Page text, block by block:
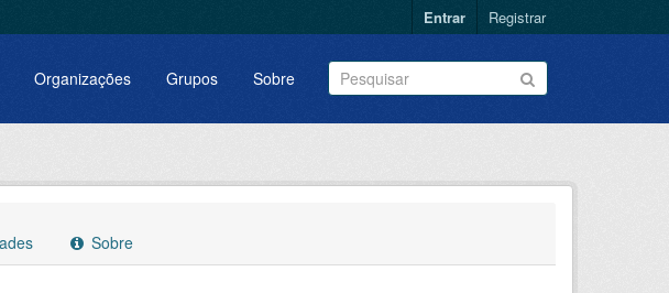
Entrar Registrar
Organizações Grupos Sobre
Sobre